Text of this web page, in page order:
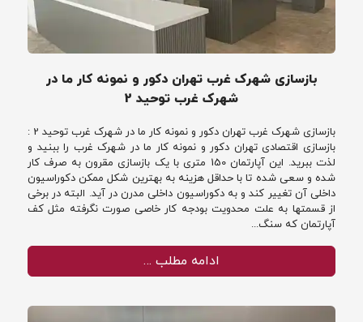
بازسازی شهرک غرب تهران دکور و نمونه کار ما در
شهرک غرب توحید 2
بازسازی شهرک غرب تهران دکور و نمونه کار ما در شهرک غرب توحید 2 :
بازسازی اقتصادی تهران دکور و نمونه کار ما در شهرک غرب را ببنید و
لذت ببرید. این آپارتمان 150 متری با یک بازسازی مقرون به صرف کار
شده و سعی شده تا با حداقل هزینه به بهترین شکل ممکن دکوراسیون
داخلی آن تغییر کند و به دکوراسیون داخلی مدرن در آید. البته در برخی
از قسمتها به علت محدویت بودجه کار خاصی صورت نگرفته مثل کف
آپارتمان که سنگ...
ادامه مطلب …